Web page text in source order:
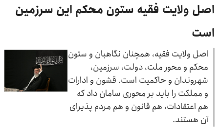
اصل ولایت فقیه ستون محکم این سرزمین
است
اصل ولایت فقیه، همچنان نگاهبان و ستون
محکم و محور ملت، دولت، سرزمین،
شهروندان و حاکمیت است. قشون و ادارات
و مملکت را باید بر محوری سامان داد که
هم اعتقادات، هم قانون و هم مردم پذیرای
آن هستند.